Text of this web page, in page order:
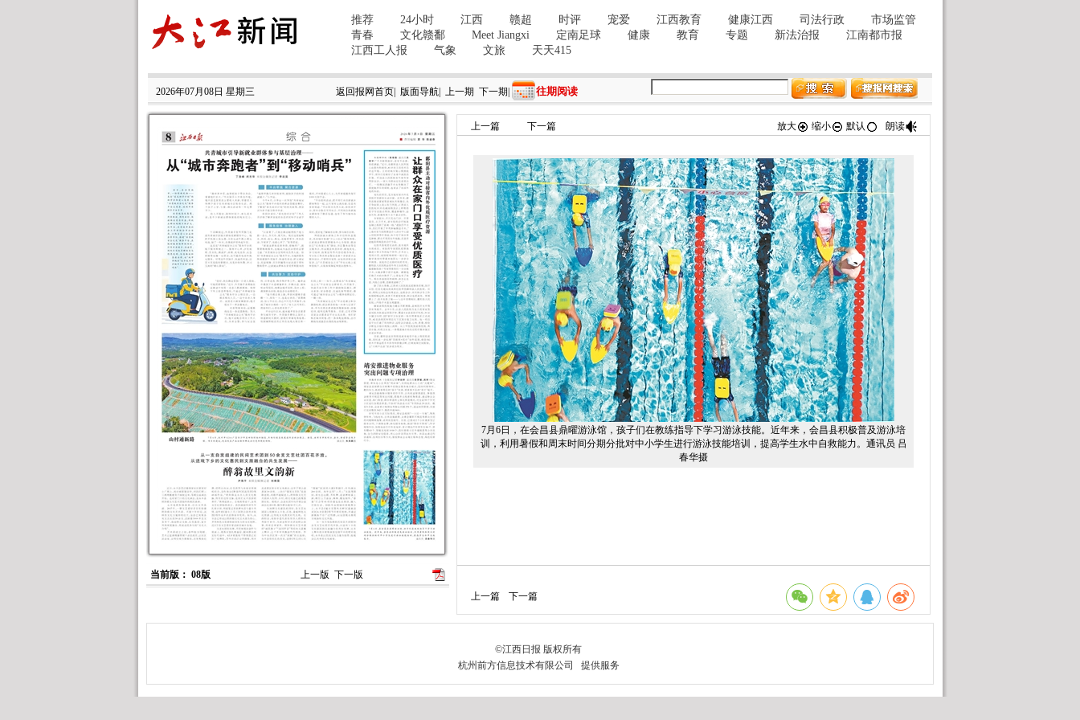
2026年07月08日 星期三 返回报网首页 版面导航 上一期 下一期 往期阅读
当前版： 08版 上一版 下一版
上一篇 下一篇 放大 缩小 默认 朗读
7月6日，在会昌县鼎曜游泳馆，孩子们在教练指导下学习游泳技能。近年来，会昌县积极普及游泳培
训，利用暑假和周末时间分期分批对中小学生进行游泳技能培训，提高学生水中自救能力。通讯员 吕
春华摄
上一篇 下一篇